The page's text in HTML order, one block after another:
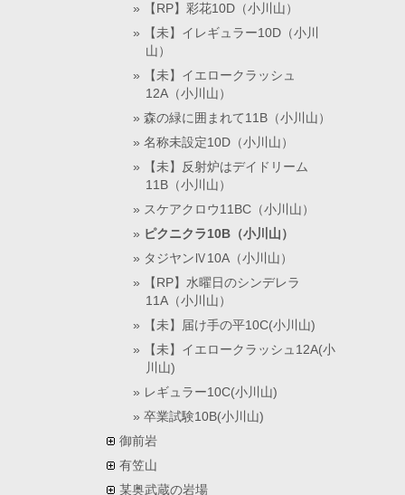
【RP】彩花10D（小川山）
【未】イレギュラー10D（小川
山）
【未】イエロークラッシュ
12A（小川山）
森の緑に囲まれて11B（小川山）
名称未設定10D（小川山）
【未】反射炉はデイドリーム
11B（小川山）
スケアクロウ11BC（小川山）
ピクニクラ10B（小川山）
タジヤンⅣ10A（小川山）
【RP】水曜日のシンデレラ
11A（小川山）
【未】届け手の平10C(小川山)
【未】イエロークラッシュ12A(小
川山)
レギュラー10C(小川山)
卒業試験10B(小川山)
御前岩
有笠山
某奥武蔵の岩場